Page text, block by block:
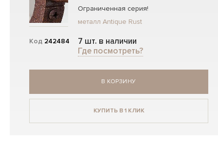
Код 242484
Ограниченная серия!
металл Antique Rust
7 шт. в наличии
Где посмотреть?
В КОРЗИНУ
КУПИТЬ В 1 КЛИК